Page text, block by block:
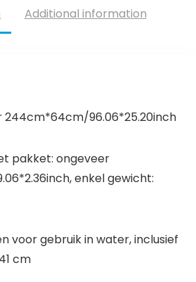
Additional information
244cm*64cm/96.06*25.20inch
pakket: ongeveer
enkel gewicht:
voor gebruik in water, inclusief
cm